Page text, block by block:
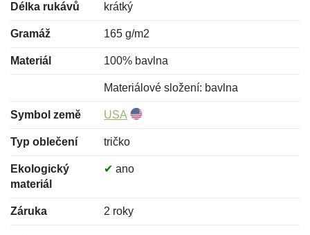
Délka rukávů krátký
Gramáž 165 g/m2
Materiál 100% bavlna
Materiálové složení: bavlna
Symbol země USA
Typ oblečení tričko
Ekologický
materiál
✔ ano
Záruka 2 roky